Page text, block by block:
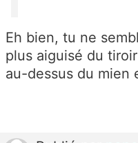
Eh bien, tu ne
plus aiguisé du
au-dessus du mien